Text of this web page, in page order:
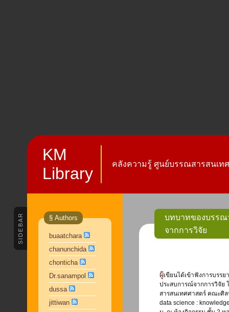
KM
Library
คลังความรู้ ศูนย์บรรณสารสนเท
SIDEBAR § Authors
buaatchara
chanunchida
chonticha
Dr.sanampol
dussa
jittiwan
บทบาทของบรรณ
จากการวิจัย
ผู้เขียนได้เข้าฟังการบรรยาย เรื่อง บทบาทของบรรณารักษ์และการทบทวนวรรณกรรมอย่างเป็นระบบ :
ประสบการณ์จากการวิจัย
สารสนเทศศาสตร์ คณะศิ
data science :